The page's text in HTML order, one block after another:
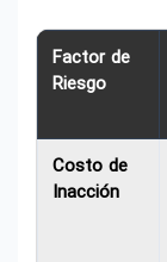
Factor de
Riesgo
Costo de
Inacción